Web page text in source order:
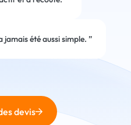
été aussi simple. ”
devis